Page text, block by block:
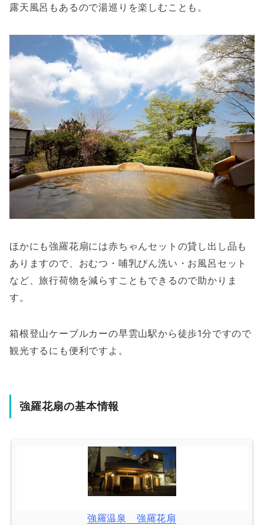
露天風呂もあるので湯巡りを楽しむことも。
ほかにも強羅花扇には赤ちゃんセットの貸し出し品も
ありますので、おむつ・哺乳びん洗い・お風呂セット
など、旅行荷物を減らすこともできるので助かりま
す。
箱根登山ケーブルカーの早雲山駅から徒歩1分ですので
観光するにも便利ですよ。
強羅花扇の基本情報
強羅温泉 強羅花扇